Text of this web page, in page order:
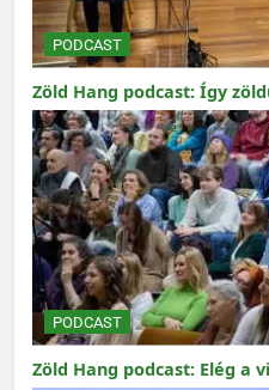
PODCAST
Zöld Hang podcast: Így
PODCAST
Zöld Hang podcast: Elég a